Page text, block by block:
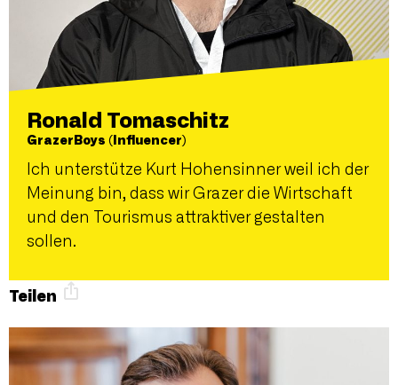
Ronald Tomaschitz
GrazerBoys (Influencer)
Ich unterstütze Kurt Hohensinner weil ich der
Meinung bin, dass wir Grazer die Wirtschaft
und den Tourismus attraktiver gestalten
sollen.
Teilen